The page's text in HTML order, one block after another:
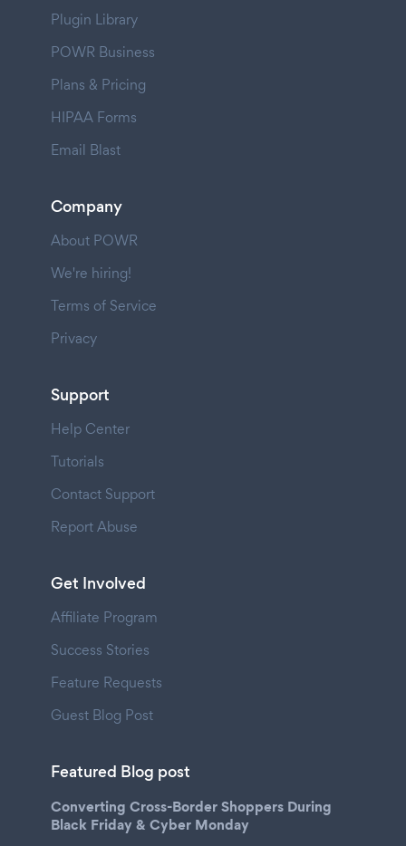
Plugin Library
POWR Business
Plans & Pricing
HIPAA Forms
Email Blast
Company
About POWR
We're hiring!
Terms of Service
Privacy
Support
Help Center
Tutorials
Contact Support
Report Abuse
Get Involved
Affiliate Program
Success Stories
Feature Requests
Guest Blog Post
Featured Blog post
Converting Cross-Border Shoppers During
Black Friday & Cyber Monday